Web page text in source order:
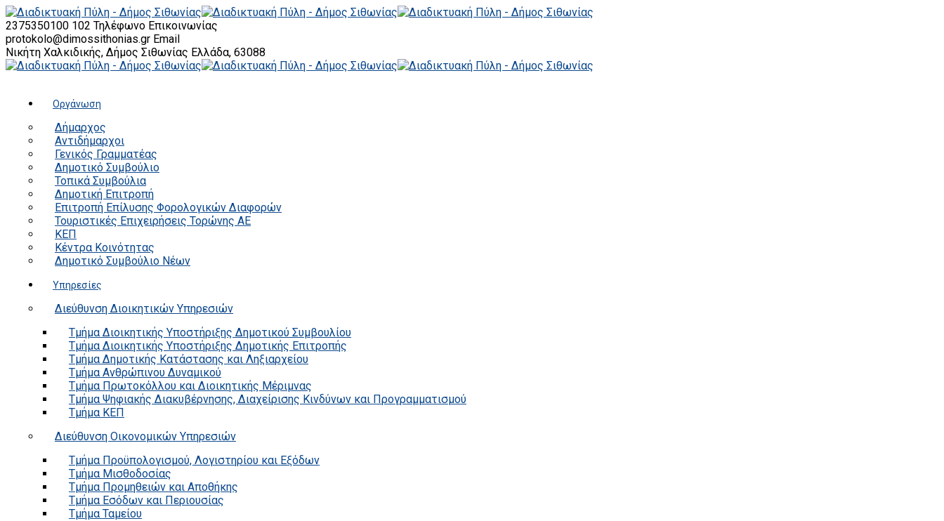
2375350100 102 Τηλέφωνο Επικοινωνίας
protokolo@dimossithonias.gr Email
Νικήτη Χαλκιδικής, Δήμος Σιθωνίας Ελλάδα, 63088
Οργάνωση
Δήμαρχος
Αντιδήμαρχοι
Γενικός Γραμματέας
Δημοτικό Συμβούλιο
Τοπικά Συμβούλια
Δημοτική Επιτροπή
Επιτροπή Επίλυσης Φορολογικών Διαφορών
Τουριστικές Επιχειρήσεις Τορώνης ΑΕ
ΚΕΠ
Κέντρα Κοινότητας
Δημοτικό Συμβούλιο Νέων
Υπηρεσίες
Διεύθυνση Διοικητικών Υπηρεσιών
Τμήμα Διοικητικής Υποστήριξης Δημοτικού Συμβουλίου
Τμήμα Διοικητικής Υποστήριξης Δημοτικής Επιτροπής
Τμήμα Δημοτικής Κατάστασης και Ληξιαρχείου
Τμήμα Ανθρώπινου Δυναμικού
Τμήμα Πρωτοκόλλου και Διοικητικής Μέριμνας
Τμήμα Ψηφιακής Διακυβέρνησης, Διαχείρισης Κινδύνων και Προγραμματισμού
Τμήμα ΚΕΠ
Διεύθυνση Οικονομικών Υπηρεσιών
Τμήμα Προϋπολογισμού, Λογιστηρίου και Εξόδων
Τμήμα Μισθοδοσίας
Τμήμα Προμηθειών και Αποθήκης
Τμήμα Εσόδων και Περιουσίας
Τμήμα Ταμείου